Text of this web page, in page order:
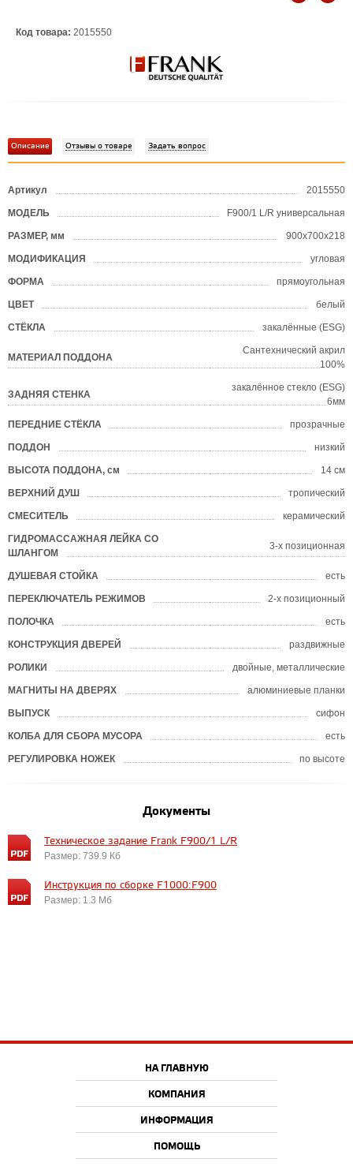
Код товара: 2015550
Описание Отзывы о товаре Задать вопрос
Артикул 2015550
МОДЕЛЬ F900/1 L/R универсальная
РАЗМЕР, мм 900х700х218
МОДИФИКАЦИЯ угловая
ФОРМА прямоугольная
ЦВЕТ белый
СТЁКЛА закалённые (ESG)
МАТЕРИАЛ ПОДДОНА
Сантехнический акрил
100%
ЗАДНЯЯ СТЕНКА
закалённое стекло (ESG)
6мм
ПЕРЕДНИЕ СТЁКЛА прозрачные
ПОДДОН низкий
ВЫСОТА ПОДДОНА, см 14 см
ВЕРХНИЙ ДУШ тропический
СМЕСИТЕЛЬ керамический
ГИДРОМАССАЖНАЯ ЛЕЙКА СО
ШЛАНГОМ
3-х позиционная
ДУШЕВАЯ СТОЙКА есть
ПЕРЕКЛЮЧАТЕЛЬ РЕЖИМОВ 2-х позиционный
ПОЛОЧКА есть
КОНСТРУКЦИЯ ДВЕРЕЙ раздвижные
РОЛИКИ двойные, металлические
МАГНИТЫ НА ДВЕРЯХ алюминиевые планки
ВЫПУСК сифон
КОЛБА ДЛЯ СБОРА МУСОРА есть
РЕГУЛИРОВКА НОЖЕК по высоте
Документы
Техническое задание Frank F900/1 L/R
Размер: 739.9 Кб
Инструкция по сборке F1000:F900
Размер: 1.3 Мб
НА ГЛАВНУЮ
КОМПАНИЯ
ИНФОРМАЦИЯ
ПОМОЩЬ